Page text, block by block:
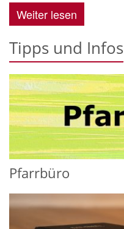
Weiter lesen
Tipps und Infos
Pfarrbüro